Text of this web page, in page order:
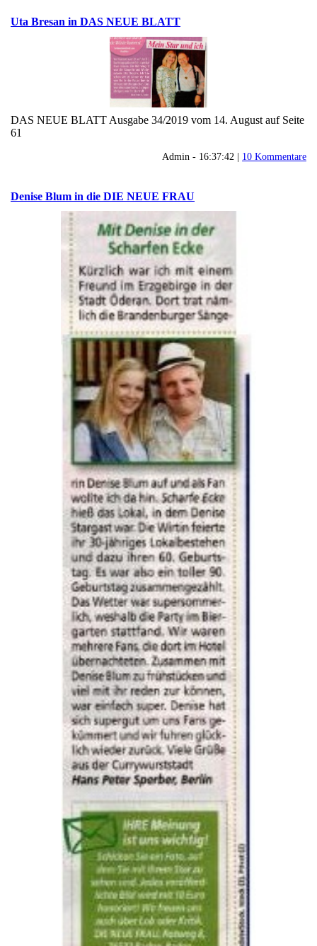
Uta Bresan in DAS NEUE BLATT
DAS NEUE BLATT Ausgabe 34/2019 vom 14. August auf Seite
61
Admin - 16:37:42 | 10 Kommentare
Denise Blum in die DIE NEUE FRAU